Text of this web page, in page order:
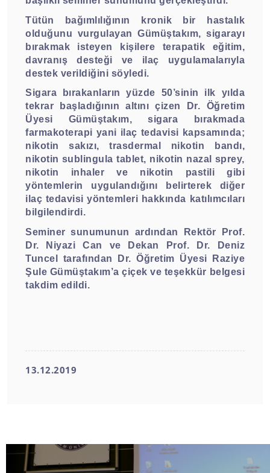
Tütün bağımlılığının kronik bir hastalık
olduğunu vurgulayan Gümüştakım, sigarayı
bırakmak isteyen kişilere terapatik eğitim,
davranış desteği ve ilaç uygulamalarıyla
destek verildiğini söyledi.
Sigara bırakanların yüzde 50’sinin ilk yılda
tekrar başladığının altını çizen Dr. Öğretim
Üyesi Gümüştakım, sigara bırakmada
farmakoterapi yani ilaç tedavisi kapsamında;
nikotin sakızı, trasdermal nikotin bandı,
nikotin sublingula tablet, nikotin nazal sprey,
nikotin inhaler ve nikotin pastili gibi
yöntemlerin uygulandığını belirterek diğer
ilaç tedavisi yöntemleri hakkında katılımcıları
bilgilendirdi.
Seminer sunumunun ardından Rektör Prof.
Dr. Niyazi Can ve Dekan Prof. Dr. Deniz
Tuncel tarafından Dr. Öğretim Üyesi Raziye
Şule Gümüştakım’a çiçek ve teşekkür belgesi
takdim edildi.
13.12.2019